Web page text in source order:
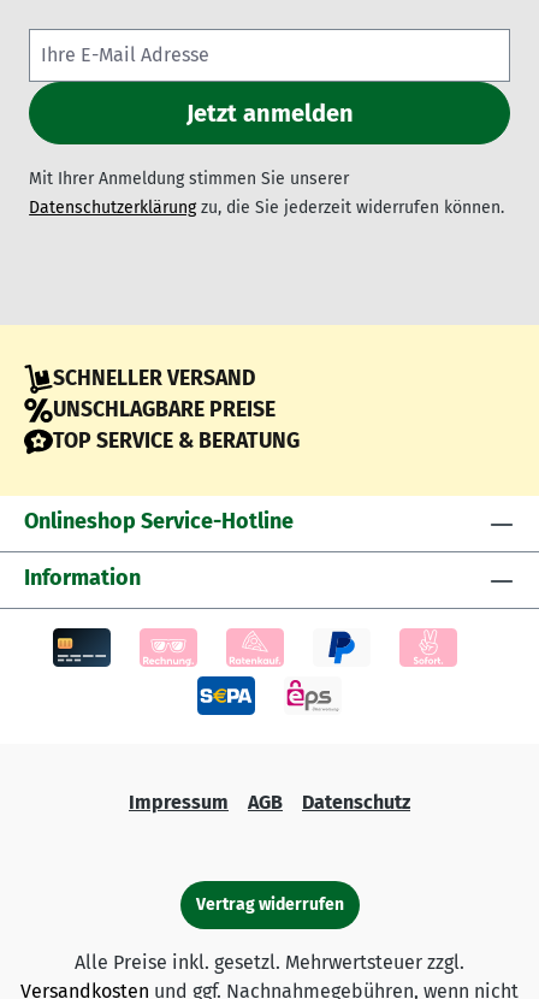
Mit Ihrer Anmeldung stimmen Sie unserer
Datenschutzerklärungzu, die Sie jederzeit widerrufen können.
SCHNELLER VERSAND
UNSCHLAGBARE PREISE
TOP SERVICE & BERATUNG
Onlineshop Service-Hotline
Information
Impressum AGB Datenschutz
Vertrag widerrufen
Alle Preise inkl. gesetzl. Mehrwertsteuer zzgl.
Versandkosten und ggf. Nachnahmegebühren, wenn nicht